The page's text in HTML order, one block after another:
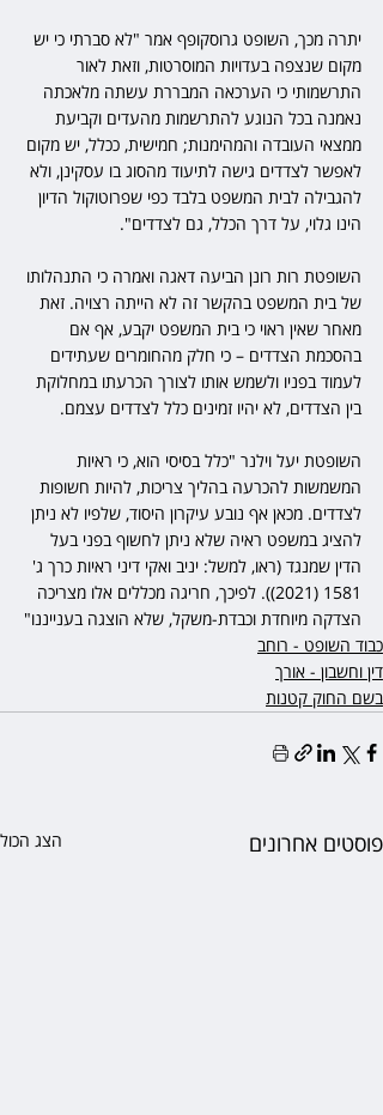
יתרה מכך, השופט גרוסקופף אמר "לא סברתי כי יש
מקום שנצפה בעדויות המוסרטות, וזאת לאור
התרשמותי כי הערכאה המבררת עשתה מלאכתה
נאמנה בכל הנוגע להתרשמות מהעדים וקביעת
ממצאי העובדה והמהימנות; חמישית, ככלל, יש מקום
לאפשר לצדדים גישה לתיעוד מהסוג בו עסקינן, ולא
להגבילה לבית המשפט בלבד כפי שפרוטוקול הדיון
הינו גלוי, על דרך הכלל, גם לצדדים".
השופטת רות רונן הביעה דאגה ואמרה כי התנהלותו
של בית המשפט בהקשר זה לא הייתה רצויה. זאת
מאחר שאין ראוי כי בית המשפט יקבע, אף אם
בהסכמת הצדדים – כי חלק מהחומרים שעתידים
לעמוד בפניו ולשמש אותו לצורך הכרעתו במחלוקת
בין הצדדים, לא יהיו זמינים כלל לצדדים עצמם.
השופטת יעל וילנר "כלל בסיסי הוא, כי ראיות
המשמשות להכרעה בהליך צריכות, להיות חשופות
לצדדים. מכאן אף נובע עיקרון היסוד, שלפיו לא ניתן
להציג במשפט ראיה שלא ניתן לחשוף בפני בעל
הדין שמנגד (ראו, למשל: יניב ואקי דיני ראיות כרך ג'
1581 (2021)). לפיכך, חריגה מכללים אלו מצריכה
הצדקה מיוחדת וכבדת-משקל, שלא הוצגה בענייננו"
כבוד השופט - רוחב
דין וחשבון - אורך
בשם החוק קטנות
פוסטים אחרונים הצג הכול